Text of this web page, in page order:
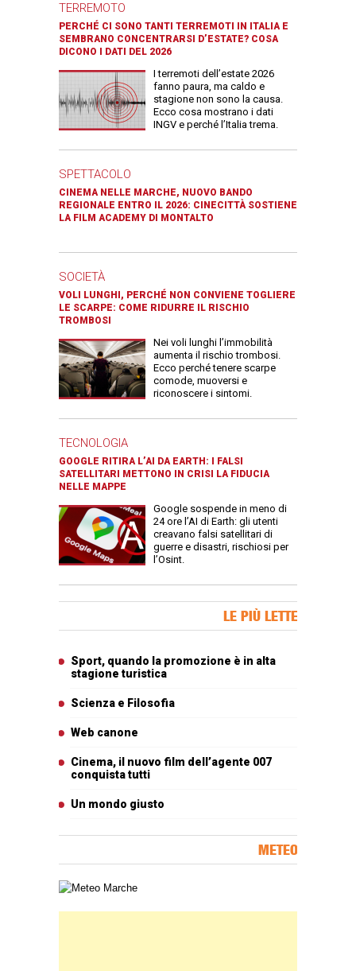
TERREMOTO
PERCHÉ CI SONO TANTI TERREMOTI IN ITALIA E
SEMBRANO CONCENTRARSI D’ESTATE? COSA
DICONO I DATI DEL 2026
I terremoti dell’estate 2026
fanno paura, ma caldo e
stagione non sono la causa.
Ecco cosa mostrano i dati
INGV e perché l’Italia trema.
SPETTACOLO
CINEMA NELLE MARCHE, NUOVO BANDO
REGIONALE ENTRO IL 2026: CINECITTÀ SOSTIENE
LA FILM ACADEMY DI MONTALTO
SOCIETÀ
VOLI LUNGHI, PERCHÉ NON CONVIENE TOGLIERE
LE SCARPE: COME RIDURRE IL RISCHIO
TROMBOSI
Nei voli lunghi l’immobilità
aumenta il rischio trombosi.
Ecco perché tenere scarpe
comode, muoversi e
riconoscere i sintomi.
TECNOLOGIA
GOOGLE RITIRA L’AI DA EARTH: I FALSI
SATELLITARI METTONO IN CRISI LA FIDUCIA
NELLE MAPPE
Google sospende in meno di
24 ore l’AI di Earth: gli utenti
creavano falsi satellitari di
guerre e disastri, rischiosi per
l’Osint.
LE PIÙ LETTE
Sport, quando la promozione è in alta
stagione turistica
Scienza e Filosofia
Web canone
Cinema, il nuovo film dell’agente 007
conquista tutti
Un mondo giusto
METEO
Carta meteorologica delle Marche